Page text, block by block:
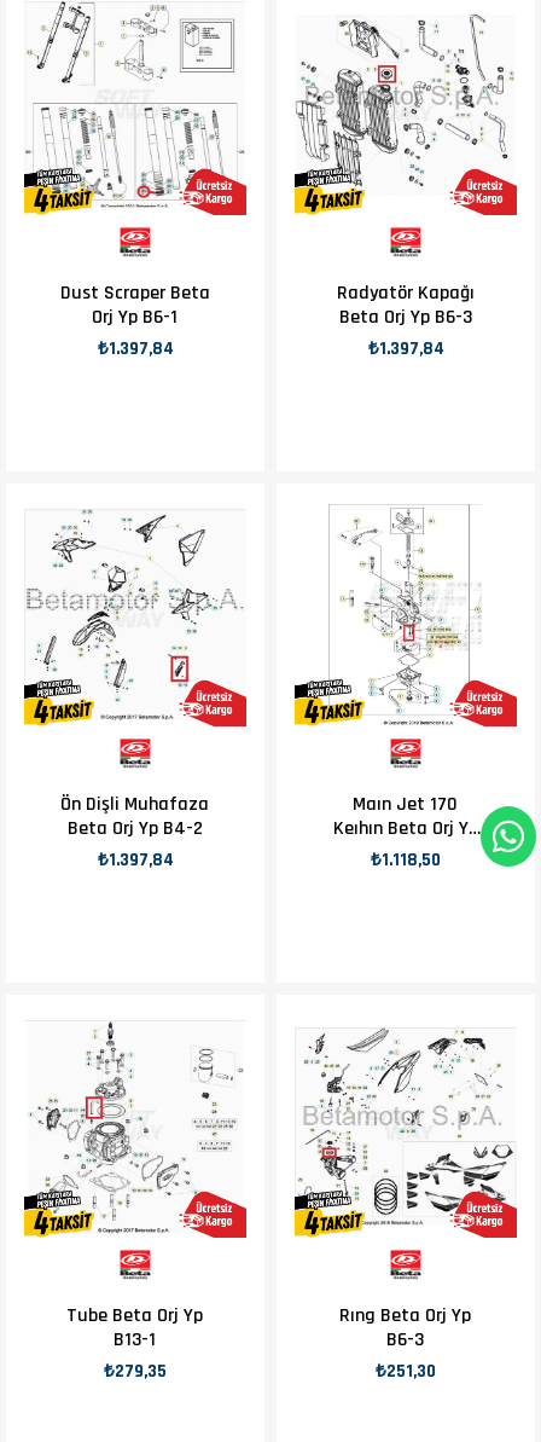
Dust Scraper Beta
Orj Yp B6-1
₺1.397,84
Radyatör Kapağı
Beta Orj Yp B6-3
₺1.397,84
Ön Dişli Muhafaza
Beta Orj Yp B4-2
₺1.397,84
Maın Jet 170
Keıhın Beta Orj Yp
B11-2
₺1.118,50
Tube Beta Orj Yp
B13-1
₺279,35
Rıng Beta Orj Yp
B6-3
₺251,30